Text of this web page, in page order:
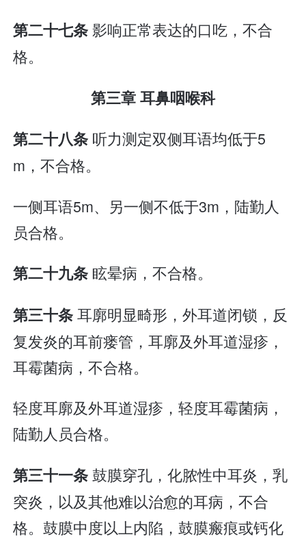
第二十七条影响正常表达的口吃，不合
格。
第三章 耳鼻咽喉科
第二十八条 听力测定双侧耳语均低于5
m，不合格。
一侧耳语5m、另一侧不低于3m，陆勤人
员合格。
第二十九条 眩晕病，不合格。
第三十条耳廓明显畸形，外耳道闭锁，反
复发炎的耳前瘘管，耳廓及外耳道湿疹，
耳霉菌病，不合格。
轻度耳廓及外耳道湿疹，轻度耳霉菌病，
陆勤人员合格。
第三十一条鼓膜穿孔，化脓性中耳炎，乳
突炎，以及其他难以治愈的耳病，不合
格。鼓膜中度以上内陷，鼓膜瘢痕或钙化